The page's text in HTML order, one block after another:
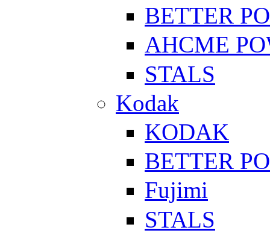
BETTER
AHCME
STALS
Kodak
KODAK
BETTER
Fujimi
STALS